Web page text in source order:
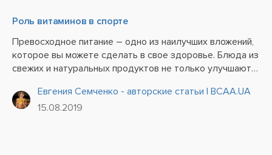
Роль витаминов в спорте
Превосходное питание – одно из наилучших вложений,
которое вы можете сделать в свое здоровье. Блюда из
свежих и натуральных продуктов не только улучшают
сказываются на физическом состоянии и умственной
деятельности....
Евгения Семченко - авторские статьи | BCAA.UA
15.08.2019